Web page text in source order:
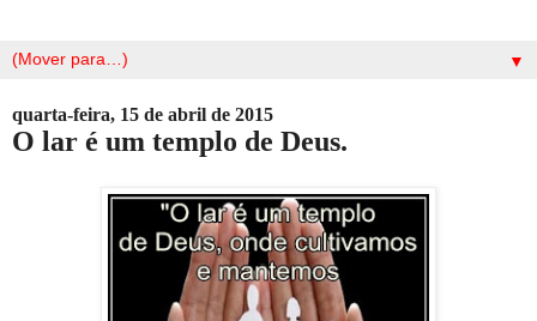
▼
quarta-feira, 15 de abril de 2015
O lar é um templo de Deus.